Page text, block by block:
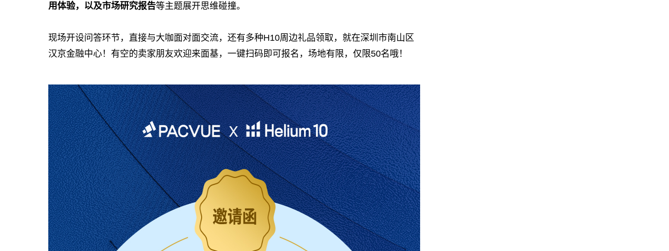
用体验，以及市场研究报告等主题展开思维碰撞。
现场开设问答环节，直接与大咖面对面交流，还有多种H10周边礼品领取，就在深圳市南山区
汉京金融中心！有空的卖家朋友欢迎来面基，一键扫码即可报名，场地有限，仅限50名哦！